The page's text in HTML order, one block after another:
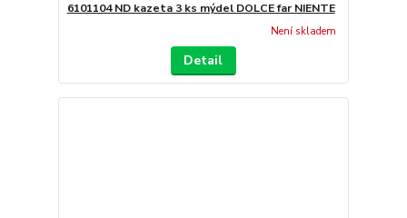
6101104 ND kazeta 3 ks mýdel DOLCE far NIENTE
Není skladem
Detail